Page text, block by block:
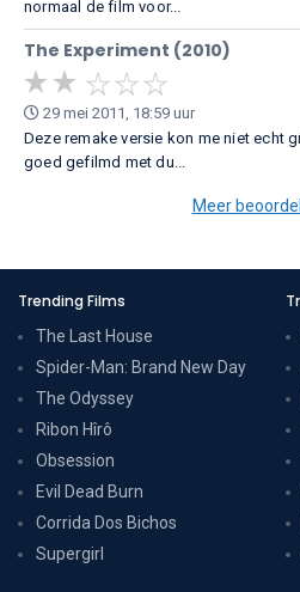
normaal de film voor...
The Experiment (2010)
29 mei 2011, 18:59 uur
Deze remake versie kon me niet echt
goed gefilmd met du...
Meer
Trending Films
The Last House
Spider-Man: Brand New Day
The Odyssey
Ribon Hîrô
Obsession
Evil Dead Burn
Corrida Dos Bichos
Supergirl